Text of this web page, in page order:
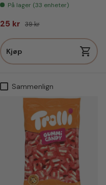
På lager (33 enheter)
Salgspris
25 kr Vanlig pris
39 kr
Kjøp
Sammenlign